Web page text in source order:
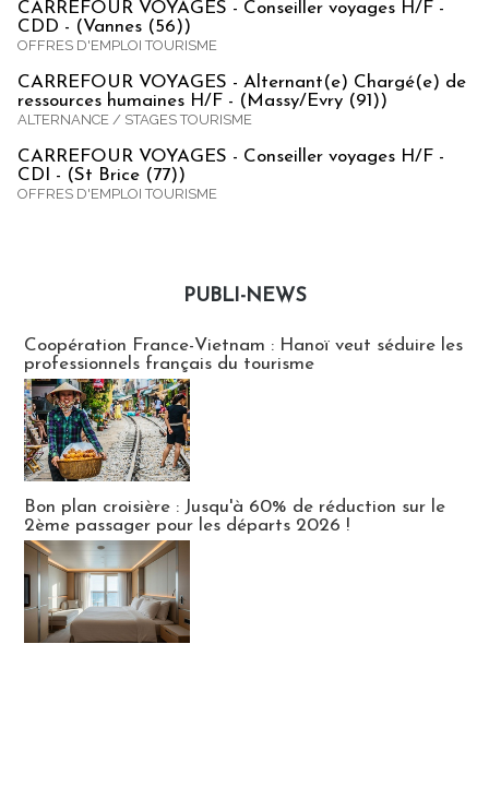
CARREFOUR VOYAGES - Conseiller voyages H/F -
CDD - (Vannes (56))
OFFRES D'EMPLOI TOURISME
CARREFOUR VOYAGES - Alternant(e) Chargé(e) de
ressources humaines H/F - (Massy/Evry (91))
ALTERNANCE / STAGES TOURISME
CARREFOUR VOYAGES - Conseiller voyages H/F -
CDI - (St Brice (77))
OFFRES D'EMPLOI TOURISME
PUBLI-NEWS
Coopération France-Vietnam : Hanoï veut séduire les
professionnels français du tourisme
Bon plan croisière : Jusqu'à 60% de réduction sur le
2ème passager pour les départs 2026 !